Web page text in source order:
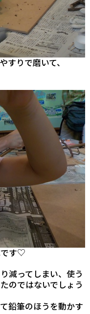
すりで磨いて、
です♡
減ってしまい、 使う
のではないでしょう
鉛筆のほうを動かす